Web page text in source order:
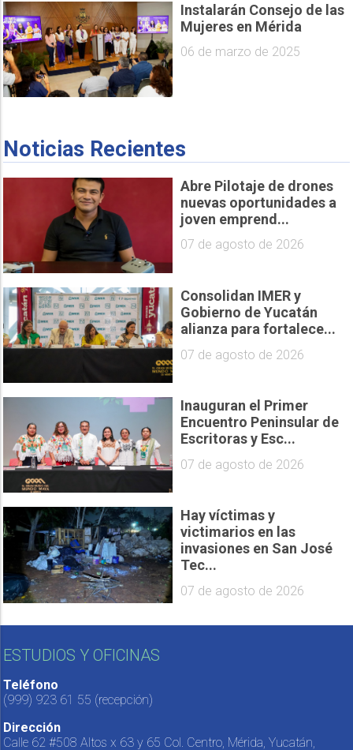
Instalarán Consejo de las
Mujeres en Mérida
06 de marzo de 2025
Noticias Recientes
Abre Pilotaje de drones
nuevas oportunidades a
joven emprend...
07 de agosto de 2026
Consolidan IMER y
Gobierno de Yucatán
alianza para fortalece...
07 de agosto de 2026
Inauguran el Primer
Encuentro Peninsular de
Escritoras y Esc...
07 de agosto de 2026
Hay víctimas y
victimarios en las
invasiones en San José
Tec...
07 de agosto de 2026
ESTUDIOS Y OFICINAS
Teléfono
(999) 923 61 55 (recepción)
Dirección
Calle 62 #508 Altos x 63 y 65 Col. Centro, Mérida, Yucatán,